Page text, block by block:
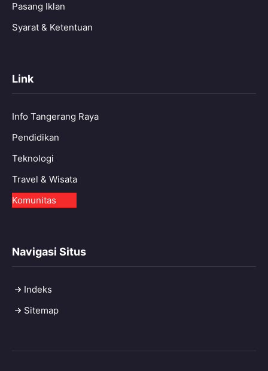
Pasang Iklan
Syarat & Ketentuan
Link
Info Tangerang Raya
Pendidikan
Teknologi
Travel & Wisata
Komunitas
Navigasi Situs
Indeks
Sitemap